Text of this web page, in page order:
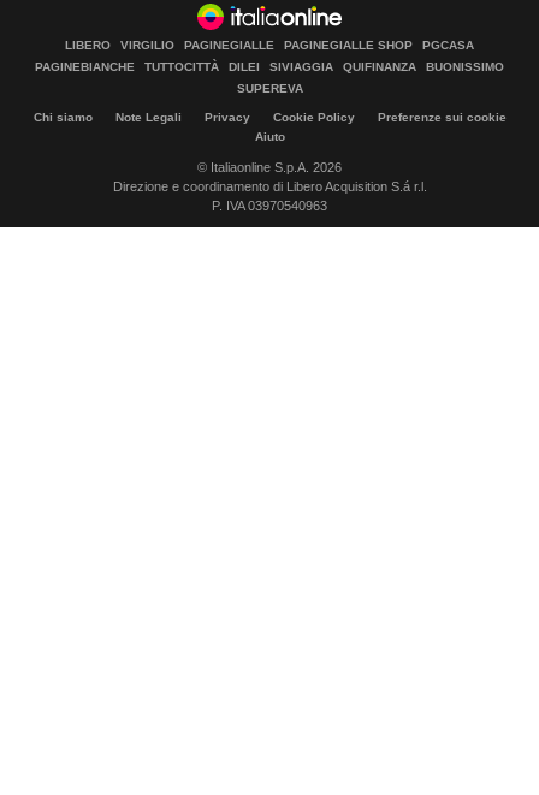
LIBERO VIRGILIO PAGINEGIALLE PAGINEGIALLE SHOP
PGCASA
PAGINEBIANCHE
TUTTOCITTÀ DILEI SIVIAGGIA QUIFINANZA
BUONISSIMO
SUPEREVA
Chi siamo Note Legali Privacy Cookie Policy
Preferenze sui cookie
Aiuto
© Italiaonline S.p.A. 2026
Direzione e coordinamento di Libero Acquisition S.á r.l.
P. IVA 03970540963